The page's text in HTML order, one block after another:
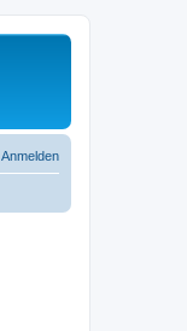
Anmelden